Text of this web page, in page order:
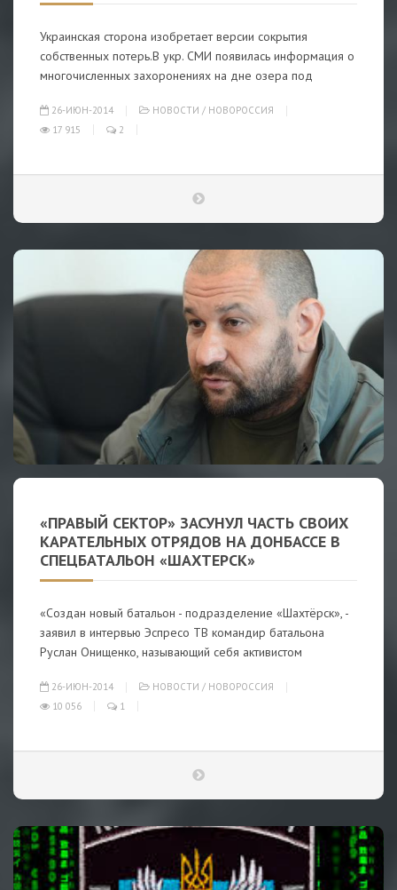
Украинская сторона изобретает версии сокрытия
собственных потерь.В укр. СМИ появилась информация о
многочисленных захоронениях на дне озера под
26-ИЮН-2014 НОВОСТИ / НОВОРОССИЯ
17 915
2
«ПРАВЫЙ СЕКТОР» ЗАСУНУЛ ЧАСТЬ СВОИХ
КАРАТЕЛЬНЫХ ОТРЯДОВ НА ДОНБАССЕ В
СПЕЦБАТАЛЬОН «ШАХТЕРСК»
«Создан новый батальон - подразделение «Шахтёрск», -
заявил в интервью Эспресо ТВ командир батальона
Руслан Онищенко, называющий себя активистом
26-ИЮН-2014 НОВОСТИ / НОВОРОССИЯ
10 056
1